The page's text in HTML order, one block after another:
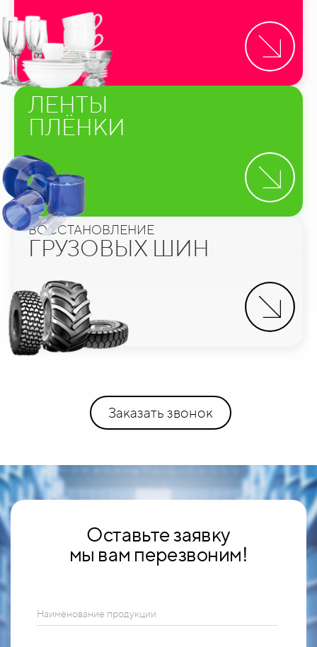
ЛЕНТЫ
ПЛЁНКИ
ВОССТАНОВЛЕНИЕ
ГРУЗОВЫХ ШИН
Заказать звонок
Оставьте заявку
мы вам перезвоним!
Наименование продукции